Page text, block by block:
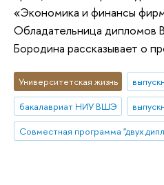
«Экономика и финансы
Обладательница
Бородина рассказывает о
Университетская жизнь
бакалавриат НИУ ВШЭ